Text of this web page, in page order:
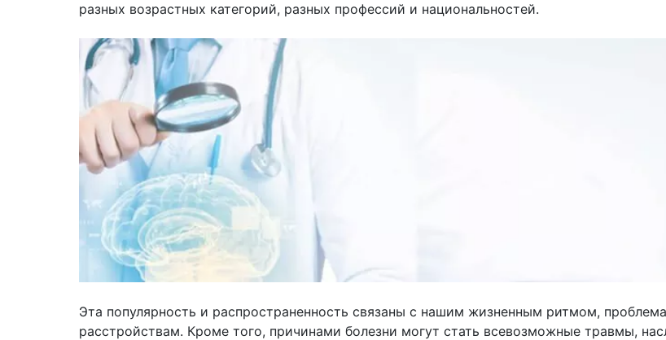
разных возрастных категорий, разных профессий и национальностей.
Эта популярность и распространенность связаны с нашим жизненным ритмом,
расстройствам. Кроме того, причинами болезни могут стать всевозможные травмы,